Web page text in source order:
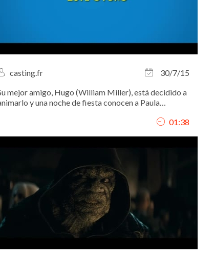
casting.fr
30/7/15
mejor amigo, Hugo (William Miller), está decidido a
y una noche de fiesta conocen a Paula
(Alexandra Jiménez), un antiguo ligue de Hugo y la01:38